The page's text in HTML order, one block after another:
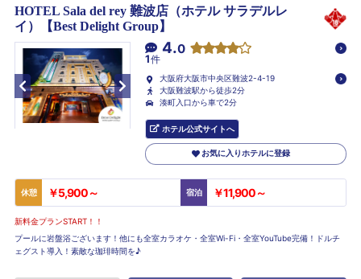
HOTEL Sala del rey 難波店（ホテル サラデルレ
イ）【Best Delight Group】
4.0
1件
大阪府大阪市中央区難波2-4-19
大阪難波駅から徒歩2分
湊町入口から車で2分
ホテル公式サイトへ
お気に入りホテルに登録
休憩 ￥5,900～ 宿泊 ￥11,900～
新料金プランSTART！！
プールに岩盤浴ございます！他にも全室カラオケ・全室Wi-Fi・全室YouTube完備！ドルチ
ェグスト導入！素敵な珈琲時間を♪